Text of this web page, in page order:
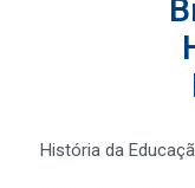
História da